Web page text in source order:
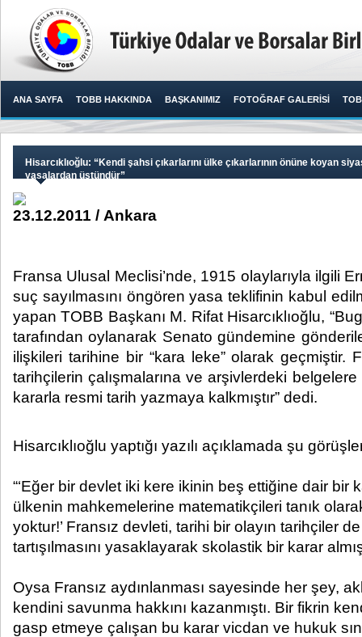
ANA SAYFA TOBB HAKKINDA BAŞKANIMIZ FOTOĞRAF GALERİSİ
Hisarcıklıoğlu: “Kendi şahsi çıkarlarını ülke çıkarlarının önüne koyan
yasalardan üstündür”
23.12.2011 / Ankara
Fransa Ulusal Meclisi’nde, 1915 olaylarıyla ilgili
suç sayılmasını öngören yasa teklifinin kabul
yapan TOBB Başkanı M. Rifat Hisarcıklıoğlu,
tarafından oylanarak Senato gündemine
ilişkileri tarihine bir “kara leke” olarak geçmiştir.
tarihçilerin çalışmalarına ve arşivlerdeki belgelere
kararla resmi tarih yazmaya kalkmıştır” dedi.​ ​
Hisarcıklıoğlu yaptığı yazılı açıklamada şu
“‘Eğer bir devlet iki kere ikinin beş ettiğine dair bir
ülkenin mahkemelerine matematikçileri tanık
yoktur!’ Fransız devleti, tarihi bir olayın tarihçiler
tartışılmasını yasaklayarak skolastik bir karar
Oysa Fransız aydınlanması sayesinde her şey,
kendini savunma hakkını kazanmıştı. Bir fikrin
gasp etmeye çalışan bu karar vicdan ve hukuk